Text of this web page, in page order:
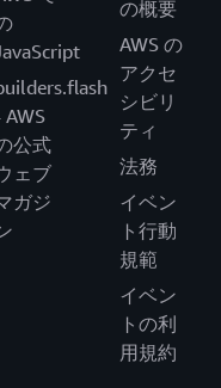
AWS
公式
ェブ
ガジ
の概要
AWS の
アクセ
シビリ
ティ
法務
イベン
ト行動
規範
イベン
トの利
用規約